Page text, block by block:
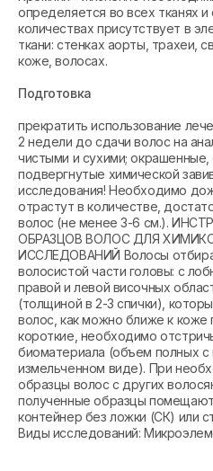
определяется во всех тканях и
количествах присутствует в
ткани: стенках аорты, трахеи,
коже, волосах.
Подготовка
прекратить использование
2 недели до сдачи волос на
чистыми и сухими; окрашенные,
подвергнутые химической
исследования! Необходимо
отрастут в количестве,
волос (не менее 3-6 см.).
ОБРАЗЦОВ ВОЛОС ДЛЯ
ИССЛЕДОВАНИЙ Волосы
волосистой части головы: с
правой и левой височных
(толщиной в 2-3 спички),
волос, как можно ближе к коже
короткие, необходимо
биоматериала (объем полных с
измельченном виде). При
образцы волос с других
полученные образцы
контейнер без ложки (СК) или
Виды исследований: